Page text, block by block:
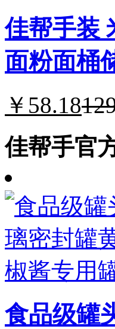
佳帮手装
面粉面桶
￥58.18
佳帮手官
食品级罐